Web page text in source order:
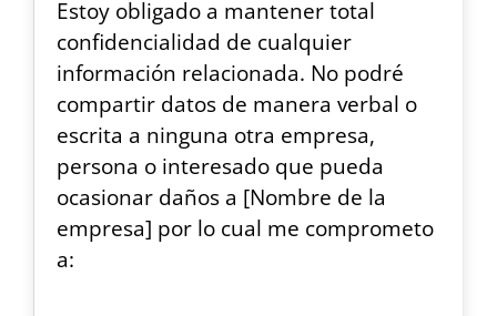
Estoy obligado a mantener total
confidencialidad de cualquier
información relacionada. No podré
compartir datos de manera verbal o
escrita a ninguna otra empresa,
persona o interesado que pueda
ocasionar daños a [Nombre de la
empresa] por lo cual me comprometo
a: